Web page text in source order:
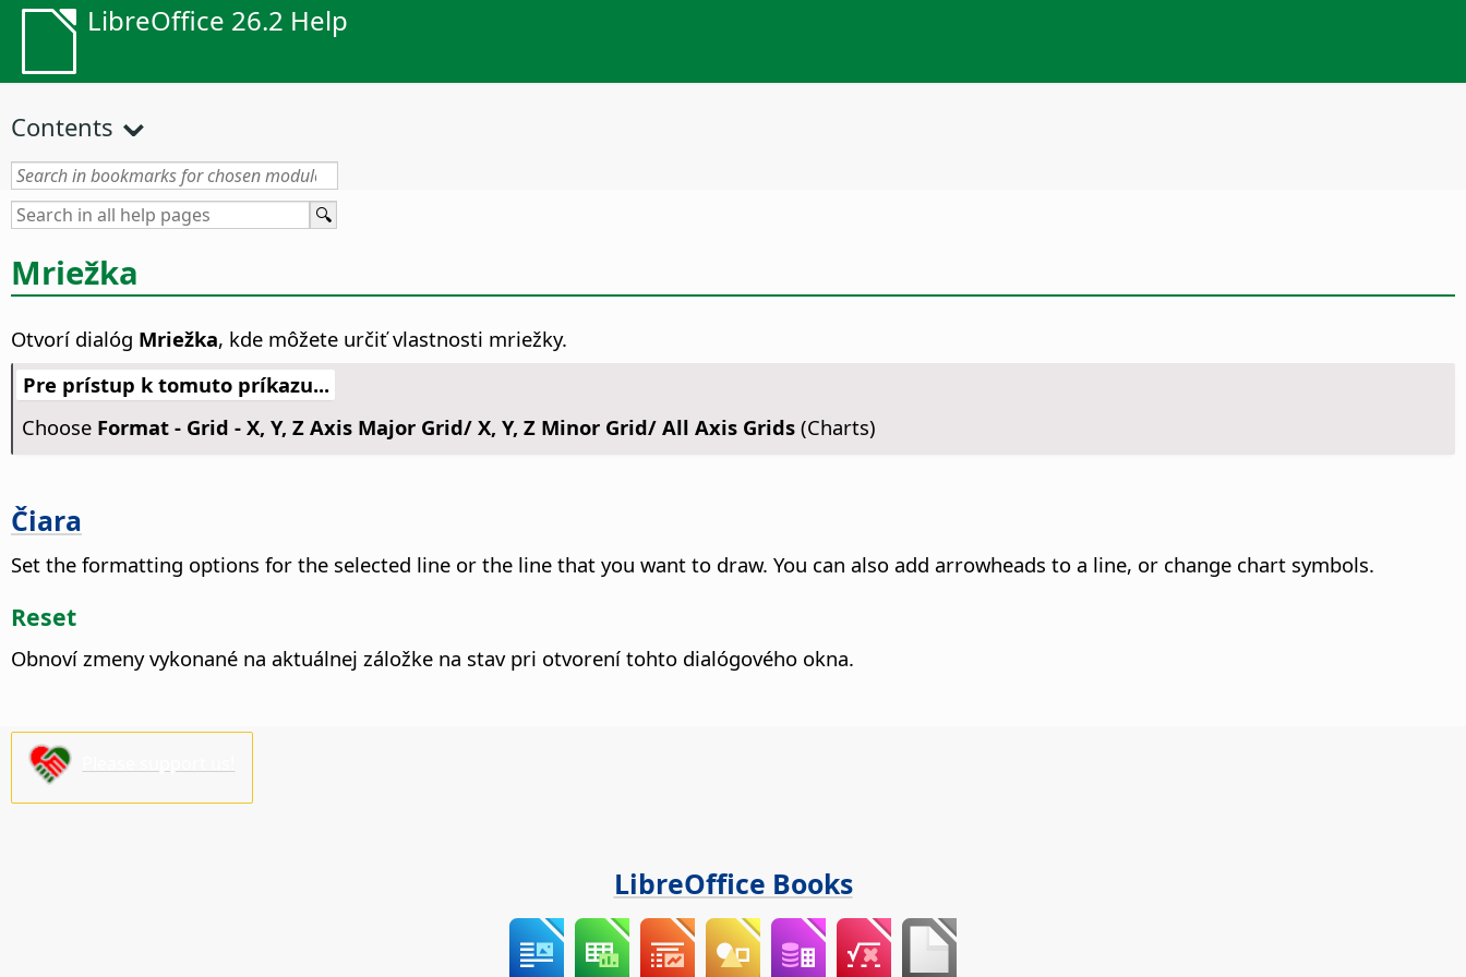
LibreOffice 26.2 Help
Contents
Mriežka
Otvorí dialóg Mriežka, kde môžete určiť vlastnosti mriežky.
Pre prístup k tomuto príkazu...
Choose Format - Grid - X, Y, Z Axis Major Grid/ X, Y, Z Minor Grid/ All Axis Grids(Charts)
Čiara
Set the formatting options for the selected line or the line that you want to draw. You can also add arrowheads to a line, or change chart symbols.
Reset
Obnoví zmeny vykonané na aktuálnej záložke na stav pri otvorení tohto dialógového okna.
LibreOffice Books